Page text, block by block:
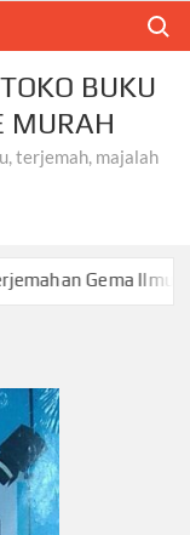
BUKU
MURAH
terjemah, majalah
Gema Ilmu